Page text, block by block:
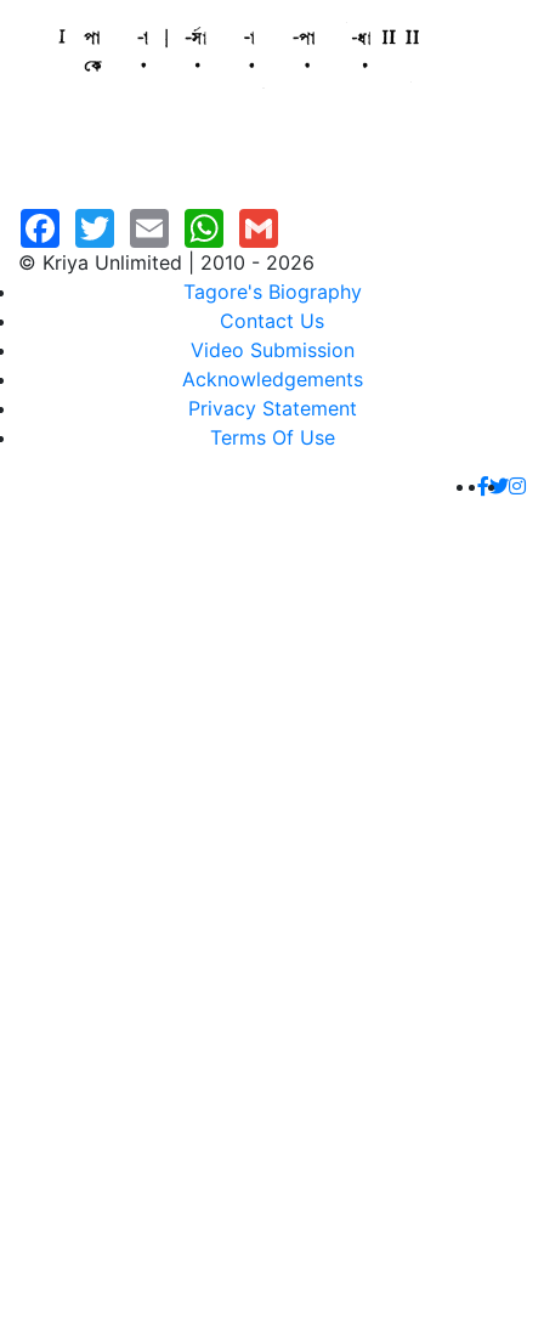
© Kriya Unlimited | 2010 - 2026
Tagore's Biography
Contact Us
Video Submission
Acknowledgements
Privacy Statement
Terms Of Use